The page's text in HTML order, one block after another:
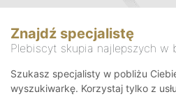
Znajdź specjalistę
Plebiscyt skupia najlepszych w
Szukasz specjalisty w pobliżu
wyszukiwarkę. Korzystaj tylko z